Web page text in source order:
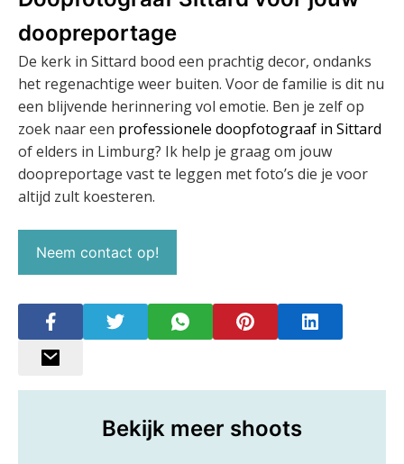
doopreportage
De kerk in Sittard bood een prachtig decor, ondanks
het regenachtige weer buiten. Voor de familie is dit nu
een blijvende herinnering vol emotie. Ben je zelf op
zoek naar een professionele doopfotograaf in Sittard
of elders in Limburg? Ik help je graag om jouw
doopreportage vast te leggen met foto’s die je voor
altijd zult koesteren.
Neem contact op!
Bekijk meer shoots